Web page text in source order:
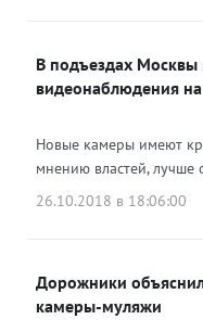
В подъездах Москвы
видеонаблюдения
Новые камеры имеют
мнению властей, лучше
26.10.2018 в 18:06:00
Дорожники
камеры-муляжи